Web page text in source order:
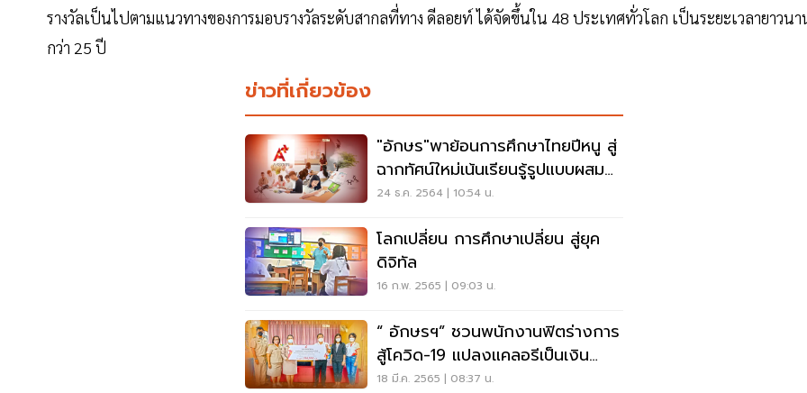
รางวัลเป็นไปตามแนวทางของการมอบรางวัลระดับสากลที่ทาง ดีลอยท์ ได้จัดขึ้นใน 48 ประเทศทั่วโลก เป็นระยะเวลายาวน
กว่า 25 ปี
ข่าวที่เกี่ยวข้อง
"อักษร"พาย้อนการศึกษาไทยปีหนู สู่
ฉากทัศน์ใหม่เน้นเรียนรู้รูปแบบผสม
ผสาน
24 ธ.ค. 2564 | 10:54 น.
โลกเปลี่ยน การศึกษาเปลี่ยน สู่ยุค
ดิจิทัล
16 ก.พ. 2565 | 09:03 น.
“ อักษรฯ” ชวนพนักงานฟิตร่างการ
สู้โควิด-19 แปลงแคลอรีเป็นเงิน
บริจาคให้น้อง
18 มี.ค. 2565 | 08:37 น.